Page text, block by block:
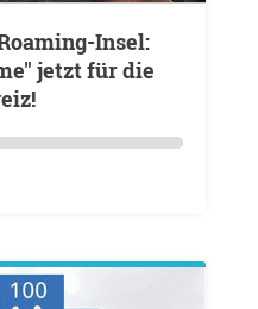
jetzt für die